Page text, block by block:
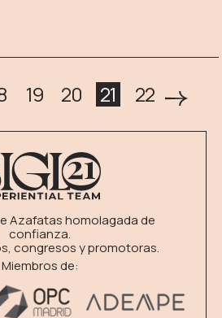
19 20 21 22
Azafatas homolagada de
confianza.
congresos y promotoras.
Miembros de: